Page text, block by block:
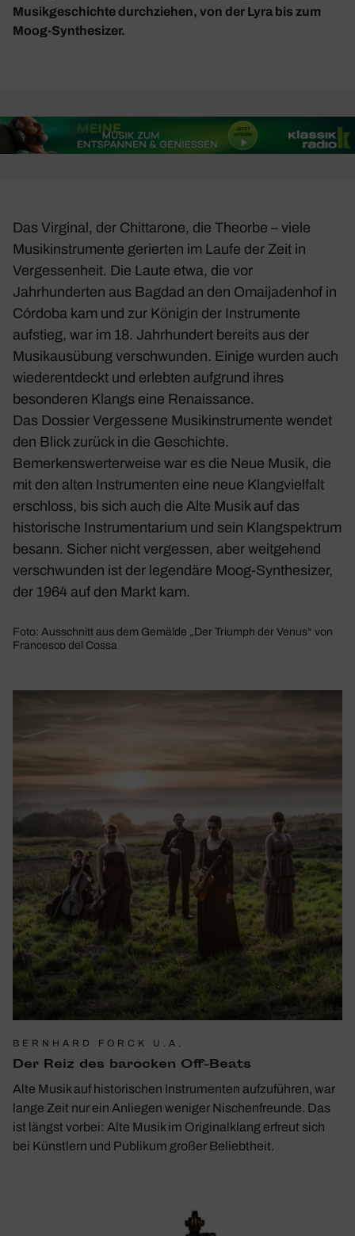
Musikgeschichte durchziehen, von der Lyra bis zum
Moog-Synthesizer.
Das Virginal, der Chittarone, die Theorbe – viele
Musikinstrumente gerierten im Laufe der Zeit in
Vergessenheit. Die Laute etwa, die vor
Jahrhunderten aus Bagdad an den Omaijadenhof in
Córdoba kam und zur Königin der Instrumente
aufstieg, war im 18. Jahrhundert bereits aus der
Musikausübung verschwunden. Einige wurden auch
wiederentdeckt und erlebten aufgrund ihres
besonderen Klangs eine Renaissance.
Das Dossier Vergessene Musikinstrumente wendet
den Blick zurück in die Geschichte.
Bemerkenswerterweise war es die Neue Musik, die
mit den alten Instrumenten eine neue Klangvielfalt
erschloss, bis sich auch die Alte Musik auf das
historische Instrumentarium und sein Klangspektrum
besann. Sicher nicht vergessen, aber weitgehend
verschwunden ist der legendäre Moog-Synthesizer,
der 1964 auf den Markt kam.
Foto: Ausschnitt aus dem Gemälde „Der Triumph der Venus“ von
Francesco del Cossa
BERNHARD FORCK U.A.
Der Reiz des baro­cken Off-Beats
Alte Musik auf historischen Instrumenten aufzuführen, war
lange Zeit nur ein Anliegen weniger Nischenfreunde. Das
ist längst vorbei: Alte Musik im Originalklang erfreut sich
bei Künstlern und Publikum großer Beliebtheit.